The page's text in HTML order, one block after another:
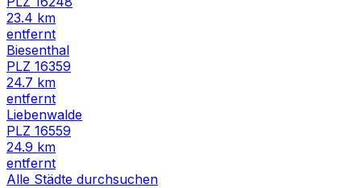
23.4 km
entfernt
Biesenthal
PLZ 16359
24.7 km
entfernt
Liebenwalde
PLZ 16559
24.9 km
entfernt
Alle Städte durchsuchen